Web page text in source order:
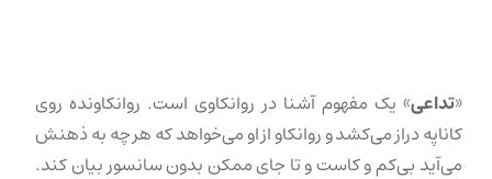
«تداعی» یک مفهوم آشنا در روانکاوی است. روانکاونده روی
کاناپه دراز می‌کشد و روانکاو از او می‌خواهد که هر چه به ذهنش
می‌آید بی‌کم و کاست و تا جای ممکن بدون سانسور بیان کند.